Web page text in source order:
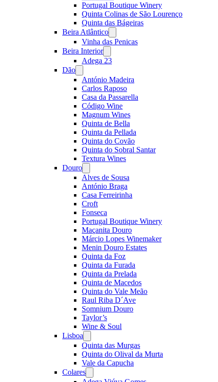
Portugal Boutique Winery
Quinta Colinas de São Lourenço
Quinta das Bágeiras
Beira Atlântico
menu
Vinha das Penicas
Beira Interior
menu
Adega 23
Dão
menu
António Madeira
Carlos Raposo
Casa da Passarella
Código Wine
Magnum Wines
Quinta de Bella
Quinta da Pellada
Quinta do Covão
Quinta do Sobral Santar
Textura Wines
Douro
menu
Alves de Sousa
António Braga
Casa Ferreirinha
Croft
Fonseca
Portugal Boutique Winery
Maçanita Douro
Márcio Lopes Winemaker
Menin Douro Estates
Quinta da Foz
Quinta da Furada
Quinta da Prelada
Quinta de Macedos
Quinta do Vale Meão
Raul Riba D´Ave
Somnium Douro
Taylor’s
Wine & Soul
Lisboa
menu
Quinta das Murgas
Quinta do Olival da Murta
Vale da Capucha
Colares
menu